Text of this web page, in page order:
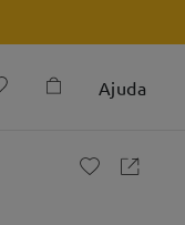
Ajuda